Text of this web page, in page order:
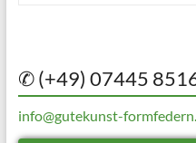
✆ (+49) 07445
info@gutekunst-